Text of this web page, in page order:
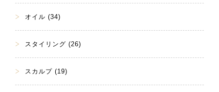
オイル (34)
スタイリング (26)
スカルプ (19)